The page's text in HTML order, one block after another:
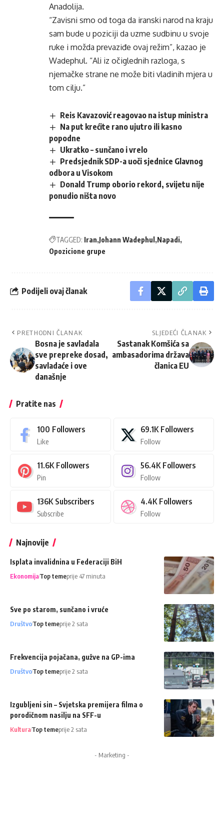
Anadolija.
“Zavisni smo od toga da iranski narod na kraju
sam bude u poziciji da uzme sudbinu u svoje
ruke i možda prevaziđe ovaj režim”, kazao je
Wadephul. “Ali iz očiglednih razloga, s
njemačke strane ne može biti vladinih mjera u
tom cilju.”
Reis Kavazović reagovao na istup ministra
Na put krećite rano ujutro ili kasno
popodne
Ukratko – sunčano i vrelo
Predsjednik SDP-a uoči sjednice Glavnog
odbora u Visokom
Donald Trump oborio rekord, svijetu nije
ponudio ništa novo
TAGGED: Iran Johann Wadephul
Napadi
Opozicione grupe
Podijeli ovaj članak
PRETHODNI ČLANAK
Bosna je savladala
sve prepreke dosad,
savladaće i ove
današnje
SLJEDEĆI ČLANAK
Sastanak Komšića sa
ambasadorima država
članica EU
Pratite nas
100 Followers
Like
69.1K Followers
Follow
11.6K Followers
Pin
56.4K Followers
Follow
136K Subscribers
Subscribe
4.4K Followers
Follow
Najnovije
Isplata invalidnina u Federaciji BiH
EkonomijaTop temeprije 47 minuta
Sve po starom, sunčano i vruće
DruštvoTop temeprije 2 sata
Frekvencija pojačana, gužve na GP-ima
DruštvoTop temeprije 2 sata
Izgubljeni sin – Svjetska premijera filma o
porodičnom nasilju na SFF-u
KulturaTop temeprije 2 sata
- Marketing -